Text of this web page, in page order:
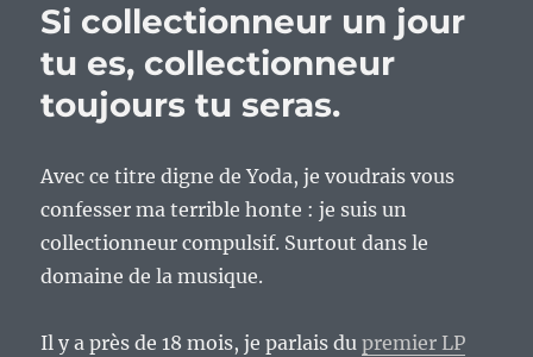
Si collectionneur un jour
tu es, collectionneur
toujours tu seras.
Avec ce titre digne de Yoda, je voudrais vous
confesser ma terrible honte : je suis un
collectionneur compulsif. Surtout dans le
domaine de la musique.
Il y a près de 18 mois, je parlais dupremier LP